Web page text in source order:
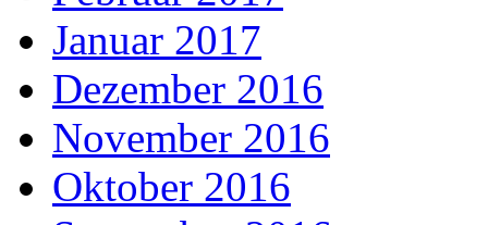
Januar 2017
Dezember 2016
November 2016
Oktober 2016